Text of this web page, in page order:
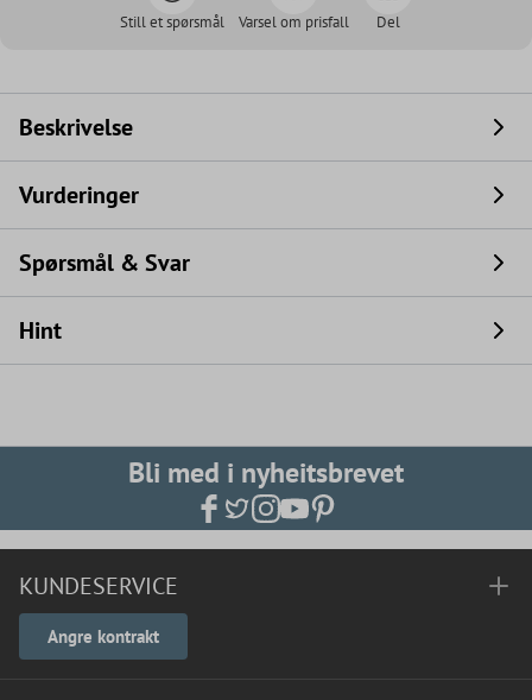
Still et spørsmål Varsel om prisfall Del
Beskrivelse
Vurderinger
Spørsmål & Svar
Hint
Bli med i nyheitsbrevet
KUNDESERVICE
Angre kontrakt